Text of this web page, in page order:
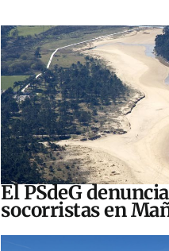
El PSdeG
socorristas en